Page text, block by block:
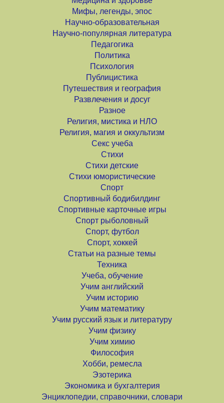
Мифы, легенды, эпос
Научно-образовательная
Научно-популярная литература
Педагогика
Политика
Психология
Публицистика
Путешествия и география
Развлечения и досуг
Разное
Религия, мистика и НЛО
Религия, магия и оккультизм
Секс учеба
Стихи
Стихи детские
Стихи юмористические
Спорт
Спортивный бодибилдинг
Спортивные карточные игры
Спорт рыболовный
Спорт, футбол
Спорт, хоккей
Статьи на разные темы
Техника
Учеба, обучение
Учим английский
Учим историю
Учим математику
Учим русский язык и литературу
Учим физику
Учим химию
Философия
Хобби, ремесла
Эзотерика
Экономика и бухгалтерия
Энциклопедии, справочники, словари